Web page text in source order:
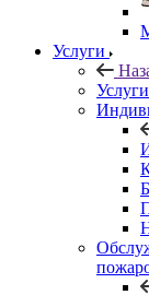
Услуги
Услуги